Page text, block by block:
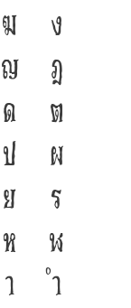
ฆ
ง
ญ
ฎ
ด
ต
ป
ผ
ย
ร
ห
ฬ
า
ำ